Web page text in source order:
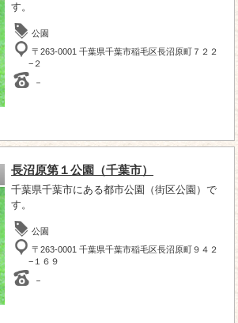
す。
公園
〒263-0001 千葉県千葉市稲毛区長沼原町７２２
−２
－
長沼原第１公園（千葉市）
千葉県千葉市にある都市公園（街区公園）で
す。
公園
〒263-0001 千葉県千葉市稲毛区長沼原町９４２
−１６９
－